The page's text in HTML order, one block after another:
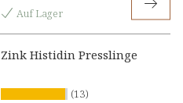
Auf Lager
Zink Histidin Presslinge
(13)